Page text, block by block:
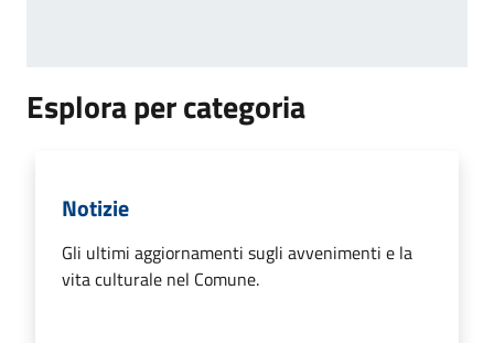
Esplora per categoria
Notizie
Gli ultimi aggiornamenti sugli avvenimenti e la
vita culturale nel Comune.